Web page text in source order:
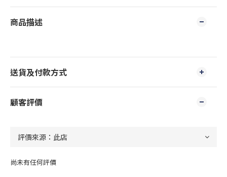
商品描述
送貨及付款方式
顧客評價
尚未有任何評價